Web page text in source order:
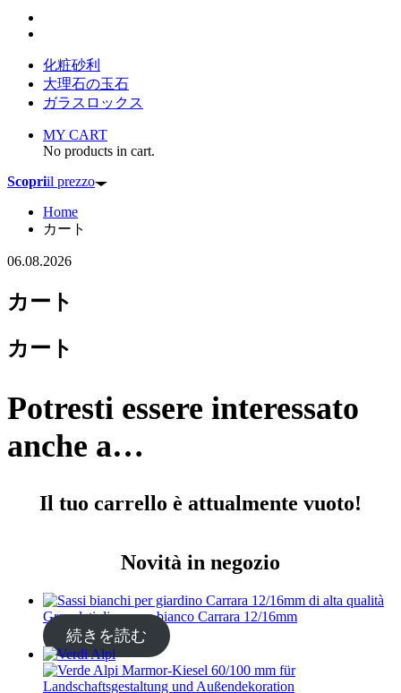
化粧砂利
大理石の玉石
ガラスロックス
MY CART
No products in cart.
Scopriil prezzo
Home
カート
06.08.2026
カート
カート
Potresti essere interessato
anche a…
Il tuo carrello è attualmente vuoto!
Novità in negozio
Granulati di marmo bianco Carrara 12/16mm
続きを読む